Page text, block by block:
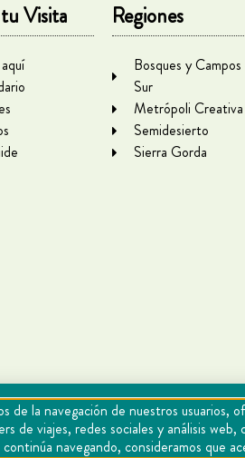
Visita Regiones
Bosques y
Sur
Metrópoli Creativa
Semidesierto
Sierra Gorda
la navegación de nuestros
de viajes, redes sociales y análisis
navegando, consideramos que